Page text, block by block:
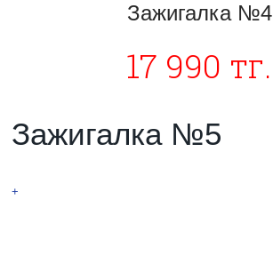
Зажигалка №4
17 990 тг.
Зажигалка №5
+